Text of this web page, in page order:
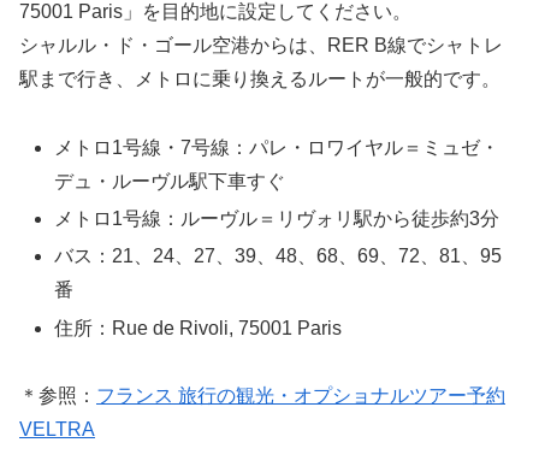
75001 Paris」を目的地に設定してください。
シャルル・ド・ゴール空港からは、RER B線でシャトレ
駅まで行き、メトロに乗り換えるルートが一般的です。
メトロ1号線・7号線：パレ・ロワイヤル＝ミュゼ・
デュ・ルーヴル駅下車すぐ
メトロ1号線：ルーヴル＝リヴォリ駅から徒歩約3分
バス：21、24、27、39、48、68、69、72、81、95
番
住所：Rue de Rivoli, 75001 Paris
＊参照： フランス 旅行の観光・オプショナルツアー予約
VELTRA